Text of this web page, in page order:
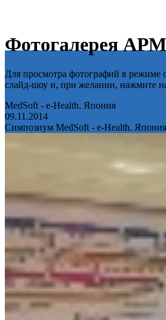
Фотогалерея
Для просмотра фотографий в режиме
слайд-шоу и, при желании, нажмите
MedSoft - e-Health. Япония
09.11.2014
Симпозиум MedSoft - e-Health.